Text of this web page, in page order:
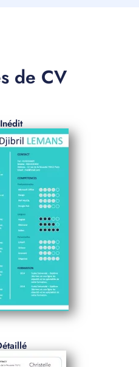
de CV